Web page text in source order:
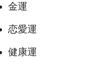
金運
恋愛運
健康運